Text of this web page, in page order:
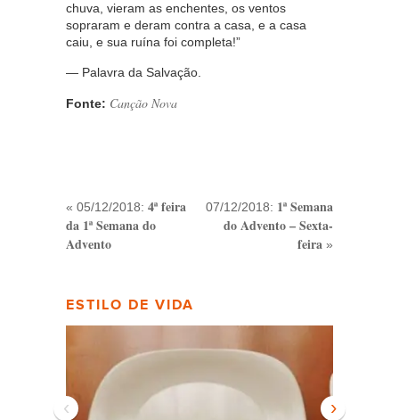
chuva, vieram as enchentes, os ventos
sopraram e deram contra a casa, e a casa
caiu, e sua ruína foi completa!”
— Palavra da Salvação.
Fonte: Canção Nova
« 05/12/2018: 4ª feira
da 1ª Semana do
Advento
07/12/2018: 1ª Semana
do Advento – Sexta-
feira »
ESTILO DE VIDA
‹ ›